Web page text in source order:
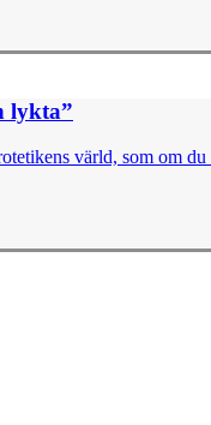
lykta”
värld, som om